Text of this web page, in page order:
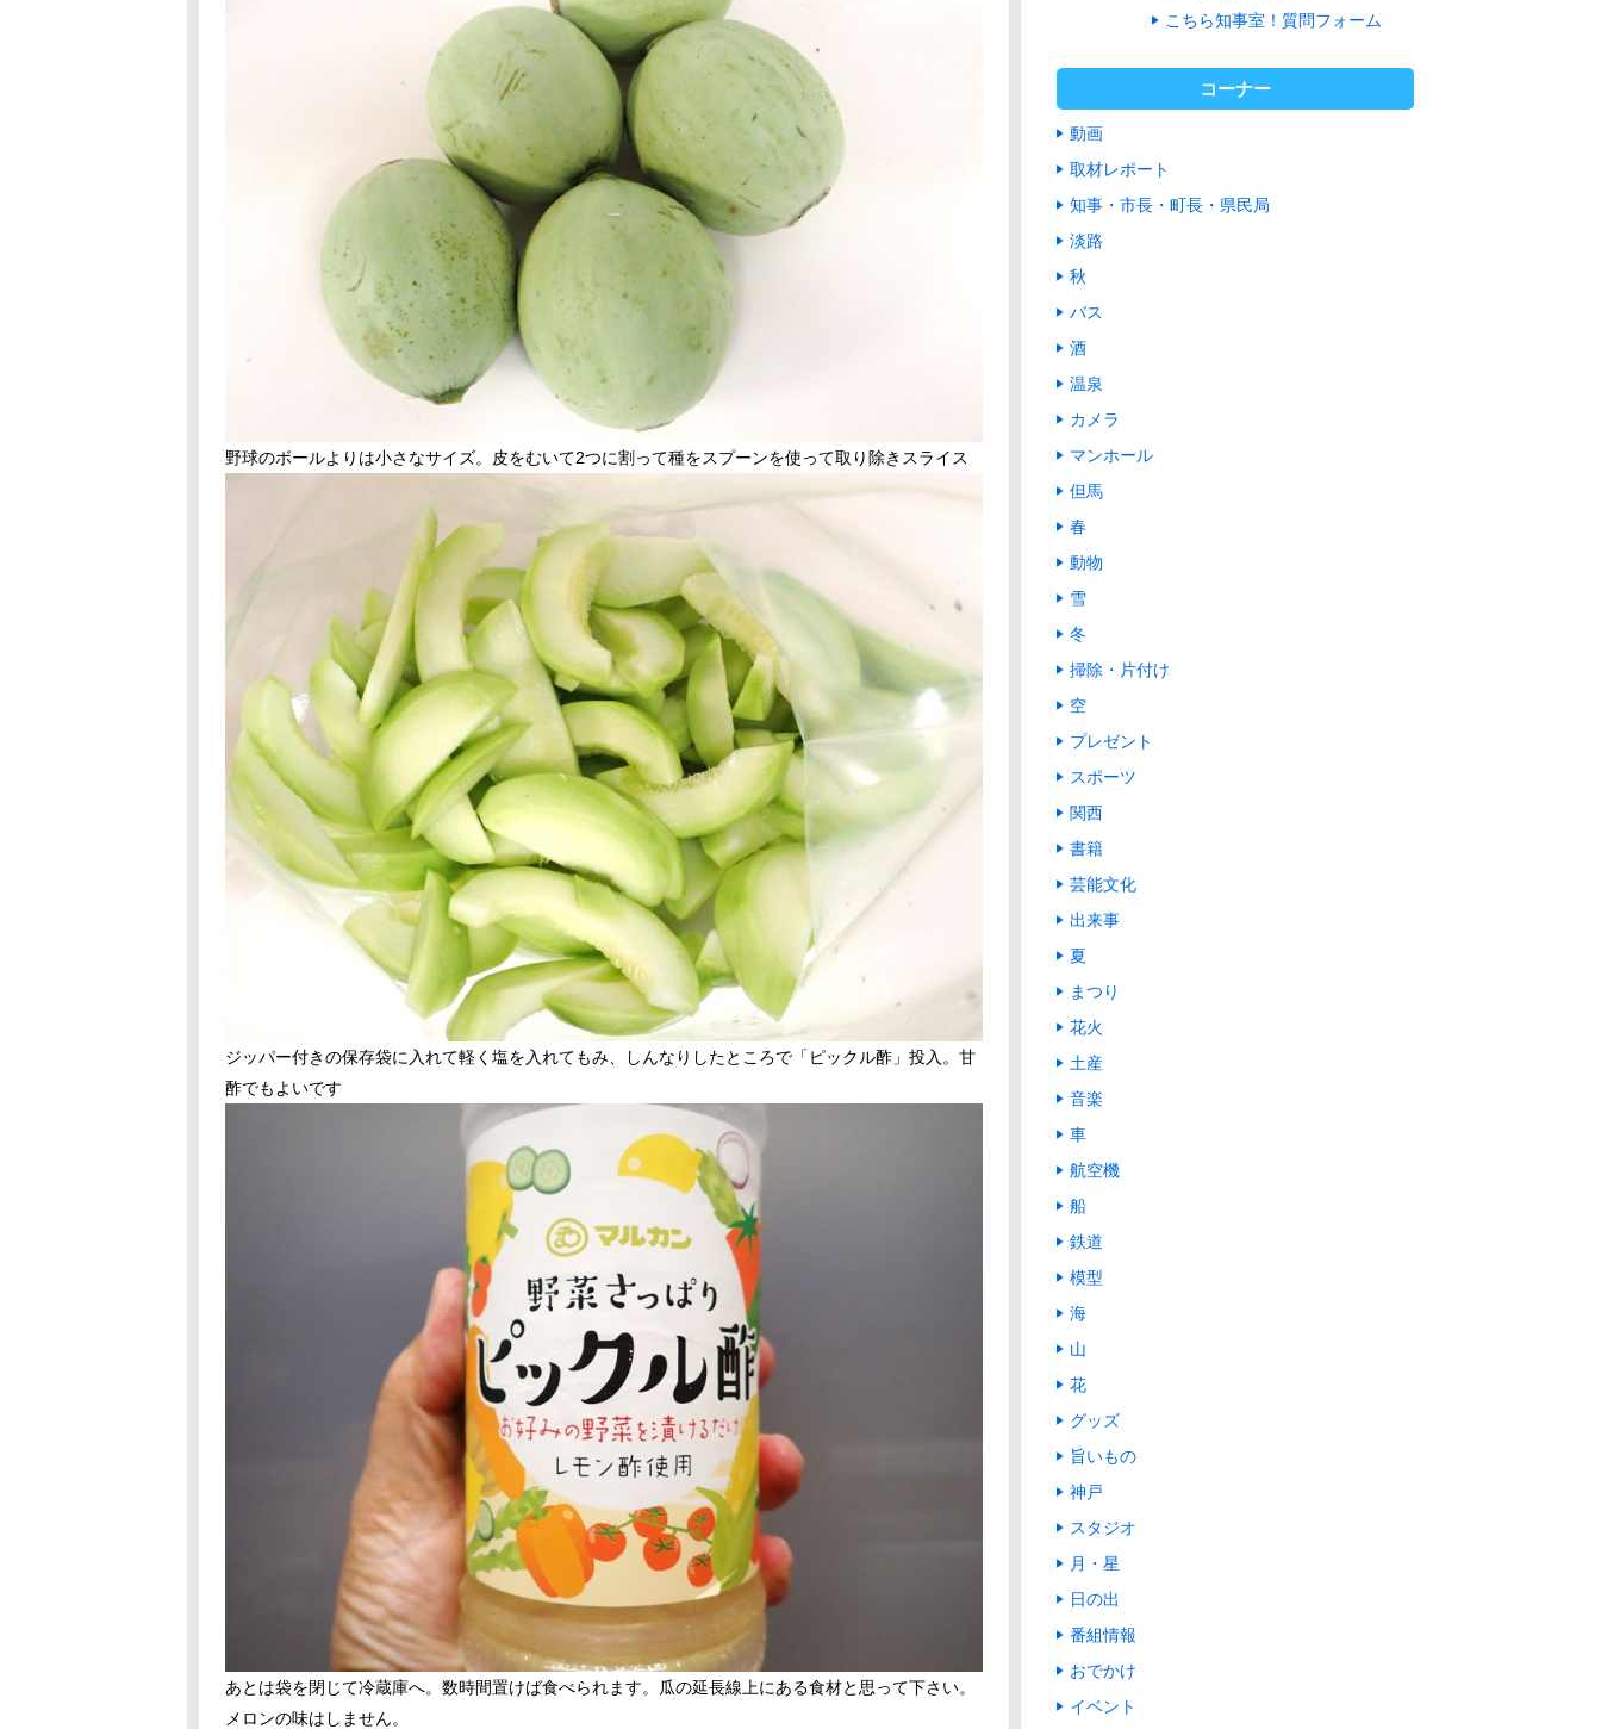
野球のボールよりは小さなサイズ。皮をむいて2つに割って種をスプーンを使って取り除きスライス
ジッパー付きの保存袋に入れて軽く塩を入れてもみ、しんなりしたところで「ピックル酢」投入。甘
酢でもよいです
あとは袋を閉じて冷蔵庫へ。数時間置けば食べられます。瓜の延長線上にある食材と思って下さい。
メロンの味はしません。
こちら知事室！質問フォーム
コーナー
動画
取材レポート
知事・市長・町長・県民局
淡路
秋
バス
酒
温泉
カメラ
マンホール
但馬
春
動物
雪
冬
掃除・片付け
空
プレゼント
スポーツ
関西
書籍
芸能文化
出来事
夏
まつり
花火
土産
音楽
車
航空機
船
鉄道
模型
海
山
花
グッズ
旨いもの
神戸
スタジオ
月・星
日の出
番組情報
おでかけ
イベント